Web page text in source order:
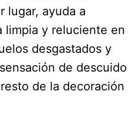
lugar, ayuda a
limpia y reluciente en
desgastados y
de descuido
de la decoración